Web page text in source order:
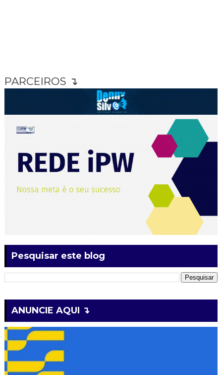
PARCEIROS ↴
Pesquisar este blog
ANUNCIE AQUI ↴